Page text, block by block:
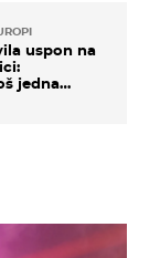
uspon na
jedna